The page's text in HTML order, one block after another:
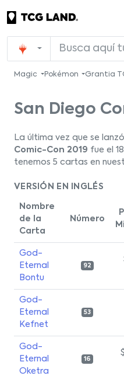
Magic Pokémon Grantia
San Diego
La última vez que se
Comic-Con 2019 fue el
tenemos 5 cartas en
VERSIÓN EN INGLÉS
Nombre
de la
Carta
Número
God-
Eternal
Bontu
92
God-
Eternal
Kefnet
53
God-
Eternal
Oketra
16